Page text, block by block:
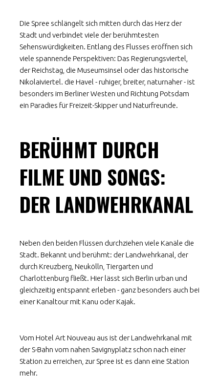
Die Spree schlängelt sich mitten durch das Herz der
Stadt und verbindet viele der berühmtesten
Sehenswürdigkeiten. Entlang des Flusses eröffnen sich
viele spannende Perspektiven: Das Regierungsviertel,
der Reichstag, die Museumsinsel oder das historische
Nikolaiviertel. die Havel - ruhiger, breiter, naturnaher - ist
besonders im Berliner Westen und Richtung Potsdam
ein Paradies für Freizeit-Skipper und Naturfreunde.
BERÜHMT DURCH
FILME UND SONGS:
DER LANDWEHRKANAL
Neben den beiden Flüssen durchziehen viele Kanäle die
Stadt. Bekannt und berühmt: der Landwehrkanal, der
durch Kreuzberg, Neukölln, Tiergarten und
Charlottenburg fließt. Hier lässt sich Berlin urban und
gleichzeitig entspannt erleben - ganz besonders auch bei
einer Kanaltour mit Kanu oder Kajak.
Vom Hotel Art Nouveau aus ist der Landwehrkanal mit
der S-Bahn vom nahen Savignyplatz schon nach einer
Station zu erreichen, zur Spree ist es dann eine Station
mehr.